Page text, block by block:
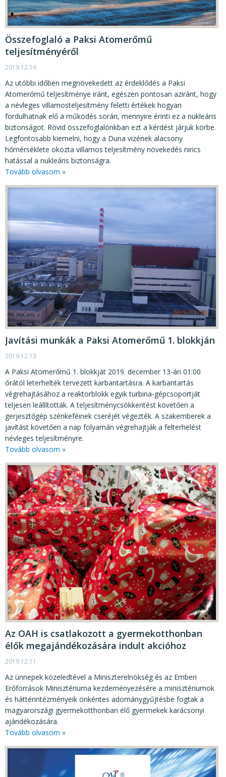
JOGI SZABÁLYOZÁS, ÚTMUTATÓK
KIADVÁNYOK, JELENTÉSEK
E-ÜGYINTÉZÉS
Összefoglaló a Paksi Atomerőmű
teljesítményéről
2019.12.16
Az utóbbi időben megnövekedett az érdeklődés a Paksi
Atomerőmű teljesítménye iránt, egészen pontosan aziránt, hogy
a névleges villamosteljesítmény feletti értékek hogyan
fordulhatnak elő a működés során, mennyire érinti ez a nukleáris
biztonságot. Rövid összefoglalónkban ezt a kérdést járjuk körbe.
Legfontosabb kiemelni, hogy a Duna vizének alacsony
hőmérséklete okozta villamos teljesítmény növekedés nincs
hatással a nukleáris biztonságra.
Tovább olvasom »
Javítási munkák a Paksi Atomerőmű 1. blokkján
2019.12.13
A Paksi Atomerőmű 1. blokkját 2019. december 13-án 01:00
órától leterhelték tervezett karbantartásra. A karbantartás
végrehajtásához a reaktorblokk egyik turbina-gépcsoportját
teljesen leállították. A teljesítménycsökkentést követően a
gerjesztőgép szénkeféinek cseréjét végezték. A szakemberek a
javítást követően a nap folyamán végrehajtják a felterhelést
névleges teljesítményre.
Tovább olvasom »
Az OAH is csatlakozott a gyermekotthonban
élők megajándékozására indult akcióhoz
2019.12.11
Az ünnepek közeledtével a Miniszterelnökség és az Emberi
Erőforrások Minisztériuma kezdeményezésére a minisztériumok
és háttérintézményeik önkéntes adománygyűjtésbe fogtak a
magyarországi gyermekotthonban élő gyermekek karácsonyi
ajándékozására.
Tovább olvasom »